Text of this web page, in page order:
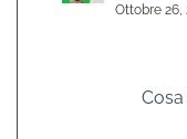
Ottobre 26,